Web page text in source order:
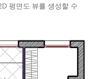
평면도 뷰를 생성할 수